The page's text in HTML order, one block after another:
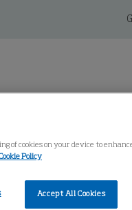
of cookies on your device to
Policy
Accept All Cookies